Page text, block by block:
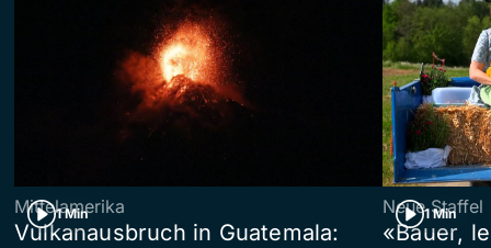
1 Min
Mittelamerika
Vulkanausbruch in Guatemala:
1 Min
Neue Staffel
«Bauer,